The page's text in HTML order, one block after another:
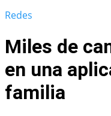
Redes
Miles de
en una
familia